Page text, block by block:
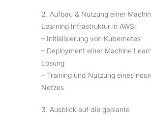
2. Aufbau & Nutzung einer
Learning Infrastruktur in AWS:
– Initialisierung von Kubernetes
– Deployment einer Machine
Lösung
– Training und Nutzung eines
Netzes
3. Ausblick auf die geplante